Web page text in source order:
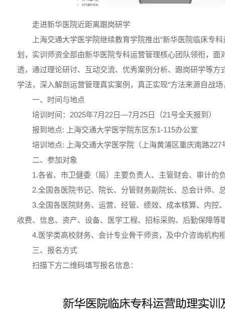
走进新华医院近距离跟岗研学
上海交通大学医学院继续教育学院推出“新华医院临床专
划，实训师资全部由新华医院专科运营管理核心团队领衔，面
透，通过理论研讨、互动交流、优秀案例分析、跟岗研学等方
学法，深入解剖运营管理真实案例，真正实现“方法来源自战
一、时间与地点
培训时间：2025年7月22日—7月25日（21号全天报到）
报到地点: 上海交通大学医学院东区东1-115办公室
培训地点: 上海交通大学医学院（上海黄浦区重庆南路227
二、参加对象
1.各省、市卫健委（局）主要负责人、主管财会、审计的
2.全国各医院书记、院长、分管财务副院长、总会计师、
3.全国各医院财务、运营、经管、绩效、成本核算、内控
收费、信息、资产、设备、医学工程、招标采购、后勤保障等
4.医学类高校财务、会计专业骨干师资，及中介咨询机构
三、报名方式
扫描下方二维码填写报名信息：